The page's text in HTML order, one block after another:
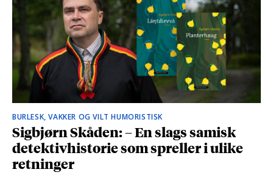
BURLESK, VAKKER OG VILT HUMORISTISK
Sigbjørn Skåden: – En slags samisk
detektivhistorie som spreller i ulike
retninger